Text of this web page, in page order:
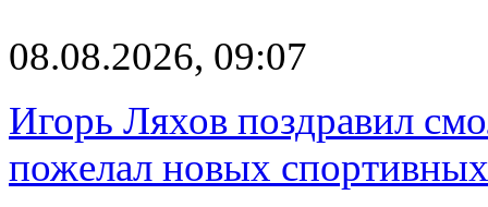
08.08.2026, 09:07
Игорь Ляхов поздравил
пожелал новых